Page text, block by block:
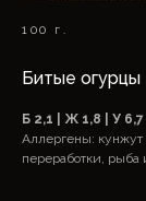
100 г.
Битые огурцы
Б 2,1 | Ж 1,8 | У
Аллергены: кунжут
переработки, рыба